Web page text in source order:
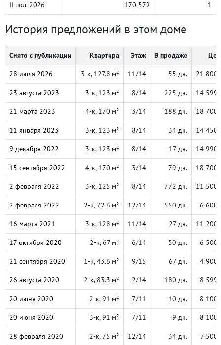
II пол. 2026 170 579 1
История предложений в этом доме
Снято с публикации Квартира Этаж В продаже
28 июля 2026 3-к, 127.8 м² 11/14 55 дн. 21 800
23 августа 2023 3-к, 123 м² 8/14 225 дн. 14 599
21 марта 2023 4-к, 170 м² 3/14 188 дн. 18 700
11 января 2023 3-к, 123 м² 8/14 34 дн. 14 450
9 декабря 2022 3-к, 123 м² 8/14 17 дн. 14 990
15 сентября 2022 4-к, 170 м² 3/14 79 дн. 18 700
2 февраля 2022 3-к, 125 м² 8/14 772 дн. 11 500
2 февраля 2022 2-к, 72.6 м² 12/14 550 дн. 6 600
16 марта 2021 3-к, 128 м² 11/14 27 дн. 11 200
17 октября 2020 2-к, 67 м² 6/14 50 дн. 6 500
21 сентября 2020 1-к, 43.6 м² 9/15 67 дн. 4 900
26 августа 2020 2-к, 83.3 м² 2/14 180 дн. 8 599
20 июня 2020 2-к, 91 м² 7/11 10 дн. 8 100
20 июня 2020 3-к, 91 м² 7/11 9 дн. 8 100
28 февраля 2020 2-к, 75 м² 12/14 34 дн. 7 500